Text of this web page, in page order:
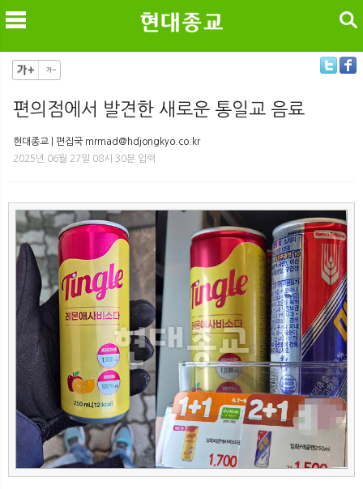
색
검색
편의점에서 발견한 새로운 통일교 음료
현대종교 | 편집국 mrmad@hdjongkyo.co.kr
2025년 06월 27일 08시 30분 입력